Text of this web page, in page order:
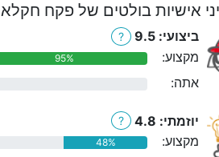
אישיות בולטים של פקח
ביצועי: 9.5 ?
מקצוע: 95%
אתה:
יוזמתי: 4.8 ?
מקצוע: 48%